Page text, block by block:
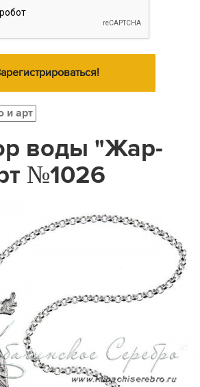
воды "Жар-
№1026